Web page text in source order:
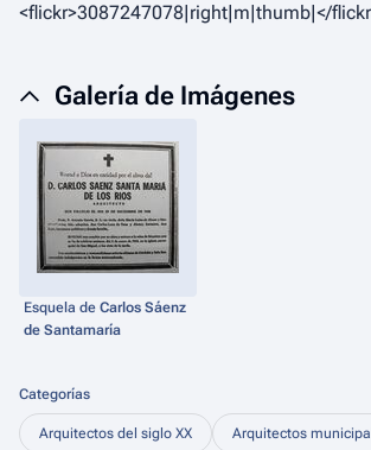
<flickr>3087247078|right|m|thumb|</
Galería de Imágenes
Esquela de Carlos Sáenz
de Santamaría
Categorías
Arquitectos del siglo XX Arquitectos